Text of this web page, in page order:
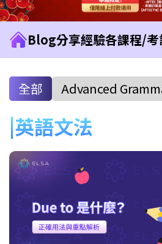
Blog分享經驗各課程/考
全部 Advanced
英語文法